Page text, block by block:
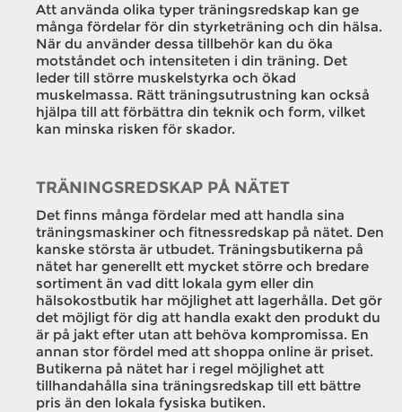
Att använda olika typer träningsredskap kan ge
många fördelar för din styrketräning och din hälsa.
När du använder dessa tillbehör kan du öka
motståndet och intensiteten i din träning. Det
leder till större muskelstyrka och ökad
muskelmassa. Rätt träningsutrustning kan också
hjälpa till att förbättra din teknik och form, vilket
kan minska risken för skador.
TRÄNINGSREDSKAP PÅ NÄTET
Det finns många fördelar med att handla sina
träningsmaskiner och fitnessredskap på nätet. Den
kanske största är utbudet. Träningsbutikerna på
nätet har generellt ett mycket större och bredare
sortiment än vad ditt lokala gym eller din
hälsokostbutik har möjlighet att lagerhålla. Det gör
det möjligt för dig att handla exakt den produkt du
är på jakt efter utan att behöva kompromissa. En
annan stor fördel med att shoppa online är priset.
Butikerna på nätet har i regel möjlighet att
tillhandahålla sina träningsredskap till ett bättre
pris än den lokala fysiska butiken.